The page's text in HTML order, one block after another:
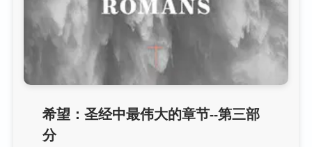
希望：圣经中最伟大的章节--第三部
分